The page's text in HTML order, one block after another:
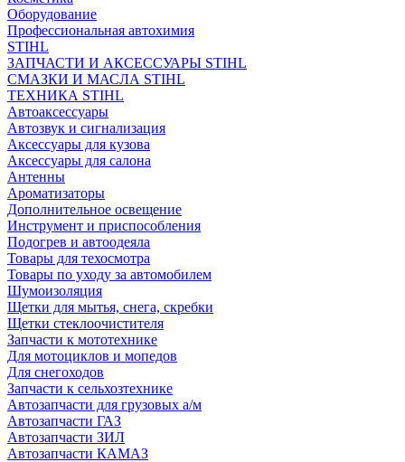
Оборудование
Профессиональная автохимия
STIHL
ЗАПЧАСТИ И АКСЕССУАРЫ STIHL
СМАЗКИ И МАСЛА STIHL
ТЕХНИКА STIHL
Автоаксессуары
Автозвук и сигнализация
Аксессуары для кузова
Аксессуары для салона
Антенны
Ароматизаторы
Дополнительное освещение
Инструмент и приспособления
Подогрев и автоодеяла
Товары для техосмотра
Товары по уходу за автомобилем
Шумоизоляция
Щетки для мытья, снега, скребки
Щетки стеклоочистителя
Запчасти к мототехнике
Для мотоциклов и мопедов
Для снегоходов
Запчасти к сельхозтехнике
Автозапчасти для грузовых а/м
Автозапчасти ГАЗ
Автозапчасти ЗИЛ
Автозапчасти КАМАЗ